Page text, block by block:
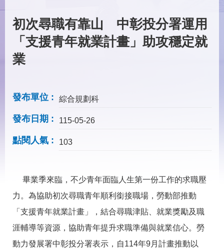
服
務
見
答
下
載
網
覽
回
English
民
初次尋職有靠山 中彰投分署運用
「支援青年就業計畫」助攻穩定就
業
發布單位 綜合規劃科
發布日期 115-05-26
點閱人氣 103
畢業季來臨，不少青年面臨人生第一份工作的求職壓
力。為協助初次尋職青年順利銜接職場，勞動部推動
「支援青年就業計畫」，結合尋職津貼、就業獎勵及職
涯輔導等資源，協助青年提升求職準備與就業信心。勞
動力發展署中彰投分署表示，自114年9月計畫推動以